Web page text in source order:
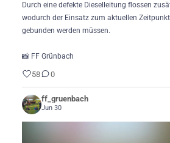
Durch eine defekte Dieselleitung flossen
wodurch der Einsatz zum aktuellen
gebunden werden müssen.
📸 FF Grünbach
58 0
ff_gruenbach
Jun 30